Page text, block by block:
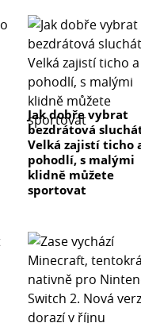
Jak dobře vybrat
bezdrátová
Velká zajistí ticho
pohodlí, s malými
klidně můžete
sportovat